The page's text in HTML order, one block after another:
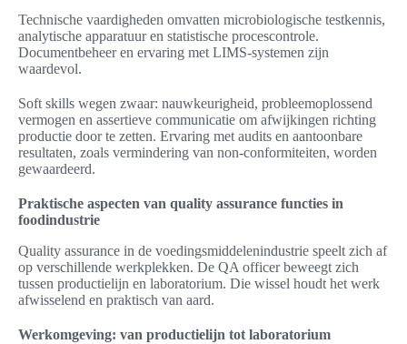
Technische vaardigheden omvatten microbiologische testkennis,
analytische apparatuur en statistische procescontrole.
Documentbeheer en ervaring met LIMS-systemen zijn
waardevol.
Soft skills wegen zwaar: nauwkeurigheid, probleemoplossend
vermogen en assertieve communicatie om afwijkingen richting
productie door te zetten. Ervaring met audits en aantoonbare
resultaten, zoals vermindering van non-conformiteiten, worden
gewaardeerd.
Praktische aspecten van quality assurance functies in
foodindustrie
Quality assurance in de voedingsmiddelenindustrie speelt zich af
op verschillende werkplekken. De QA officer beweegt zich
tussen productielijn en laboratorium. Die wissel houdt het werk
afwisselend en praktisch van aard.
Werkomgeving: van productielijn tot laboratorium